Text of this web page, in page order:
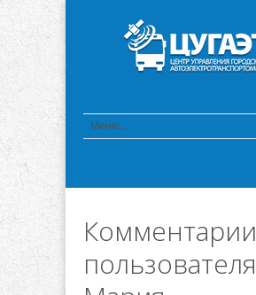
Комментарии
пользователя